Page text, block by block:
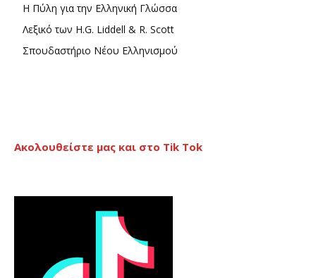
Η Πύλη για την Ελληνική Γλώσσα
Λεξικό των H.G. Liddell & R. Scott
Σπουδαστήριο Νέου Ελληνισμού
Ακολουθείστε μας και στο Tik Tok